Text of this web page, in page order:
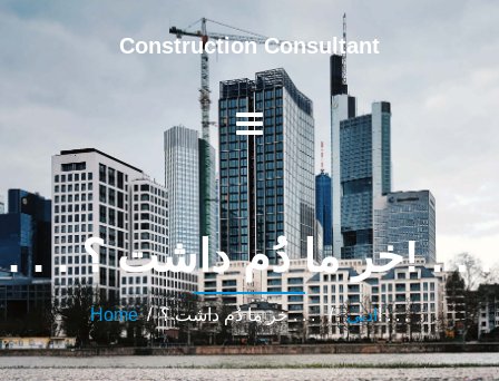
Construction Consultant
. . . خر ما دُم داشت ؟! . . .
Home/ ادبی/ . . . خر ما دُم داشت ؟! . . .